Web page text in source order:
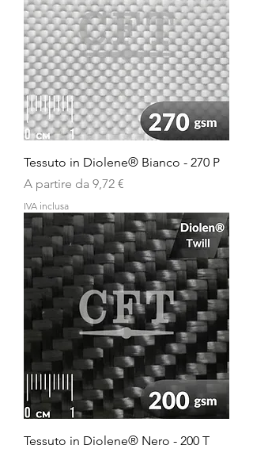
Tessuto in Diolene® Bianco - 270 P
A partire da 9,72 €
Prezzo scontato
IVA inclusa
Tessuto in Diolene® Nero - 200 T